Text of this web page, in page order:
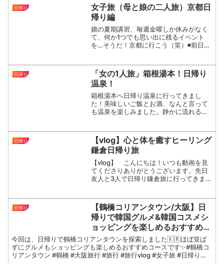
日帰り
女子旅（母と娘の二人旅）京都日
帰り編
娘の夏期講習、毎週金曜しか休みがなく
て、何か1つでも思い出に残るイベント
を…そうだ！京都に行こう（笑）◾️前日午
行を思い付く◾️前日夕方始発の新幹線のチ
ケットと金閣寺...
日帰り
「女の1人旅」箱根湯本！日帰り
温泉！
箱根湯本へ日帰り温泉に行ってきまし
た！美味しいご飯とお酒、なんと言って
も温泉を楽しみました。静かに流れる川
なったのでお楽しみ下さい。
日帰り
【vlog】心と体を癒すヒーリング
鎌倉日帰り旅
【vlog】 こんにちは！いつも動画を見
てくださりありがとうございます。先日
友人と3人で日帰り鎌倉旅に行ってきまし
なりました♪朝イチの鎌倉でオープン前か
ら待機していたの...
日帰り
【鶴橋コリアンタウン/大阪】日
帰りで韓国グルメ&韓国コスメシ
ョッピングを楽しめるおすすめコ
ース【女子旅vlog】
今回は、日帰りで鶴橋コリアンタウンを探索しました🇰🇷ほぼ並ば
ずにグルメもショッピングも楽しめるおすすめコースです✨#鶴橋コ
リアンタウン #鶴橋 #大阪旅行 #旅行 #旅行vlog #女子旅 #日帰り旅